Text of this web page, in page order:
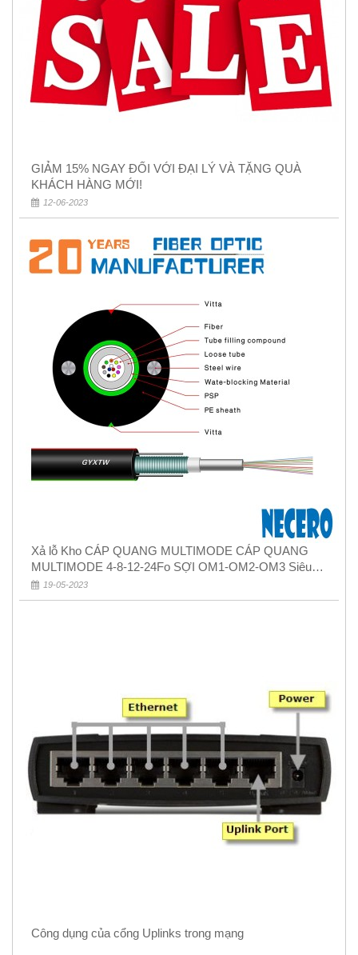
GIẢM 15% NGAY ĐỐI VỚI ĐẠI LÝ VÀ TẶNG QUÀ
KHÁCH HÀNG MỚI!
12-06-2023
Xả lỗ Kho CÁP QUANG MULTIMODE CÁP QUANG
MULTIMODE 4-8-12-24Fo SỢI OM1-OM2-OM3 Siêu
Rẻ 5k
19-05-2023
Công dụng của cổng Uplinks trong mạng